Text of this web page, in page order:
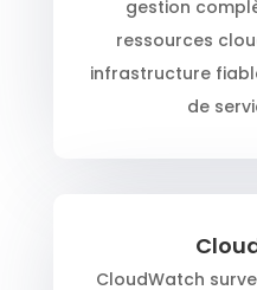
gestion
ressources
infrastructure
de
CloudWatch